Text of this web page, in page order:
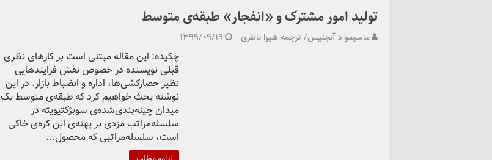
تولید امور مشترک و «انفجار» طبقه‌ی متوسط
ماسیمو د آنجلیس/ ترجمه هیوا ناظری ۱۳۹۹/۰۹/۱۹
چکیده: این مقاله مبتنی است بر کارهای نظری
قبلی نویسنده در خصوص نقش فرایندهایی
نظیر حصارکشی‌ها، اداره و انضباط بازار. در این
نوشته بحث خواهیم کرد که طبقه‌ی متوسط یک
میدان چینه‌بندی‌شده‌ی سوبژکتیویته در
سلسله‌مراتب مزدی بر پهنه‌ی این کره‌ی خاکی
است، سلسله‌مراتبی که محصول...
ادامه مطلب